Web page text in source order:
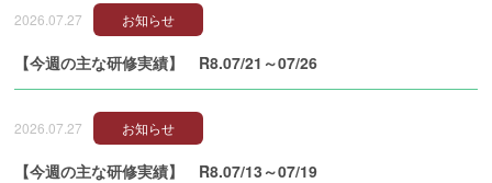
2026.07.27 お知らせ
【今週の主な研修実績】 R8.07/21～07/26
2026.07.27 お知らせ
【今週の主な研修実績】 R8.07/13～07/19